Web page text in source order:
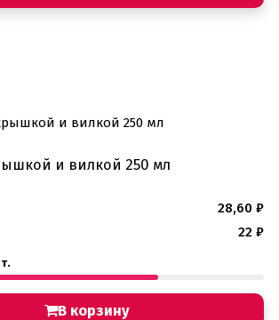
и вилкой 250 мл
28,60 ₽
22 ₽
В корзину